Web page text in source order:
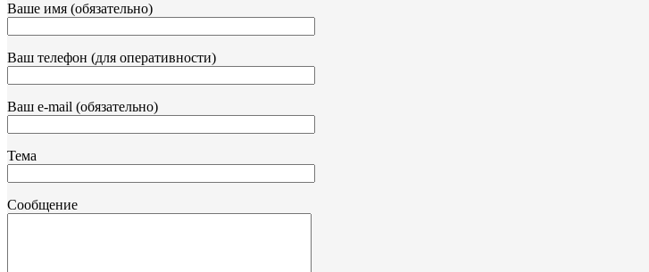
Ваше имя (обязательно)
Ваш телефон (для оперативности)
Ваш e-mail (обязательно)
Тема
Сообщение